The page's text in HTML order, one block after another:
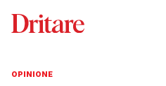
OPINIONE